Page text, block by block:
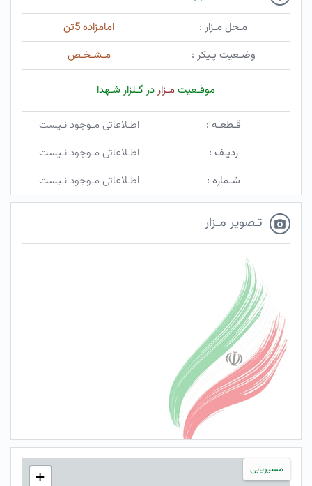
مـحل مـزار :
امامزاده 5تن
وضـعیت پـیکر :
مـشـخـص
موقـعیتمـزاردر گـلزار شـهدا
قـطعـه :
اطـلاعاتی مـوجود نـیست
ردیـف :
اطـلاعاتی مـوجود نـیست
شـماره :
اطـلاعاتی مـوجود نـیست
تـصویر مـزار
مسیریابی
+